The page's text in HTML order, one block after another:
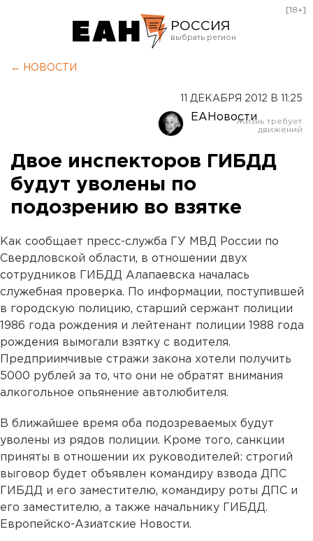
РОССИЯ
Оренбург
[18+]
← НОВОСТИ
11 ДЕКАБРЯ 2012 В 11:25
ЕАНовости
Двое инспекторов ГИБДД
будут уволены по
подозрению во взятке
Как сообщает пресс-служба ГУ МВД России по
Свердловской области, в отношении двух
сотрудников ГИБДД Алапаевска началась
служебная проверка. По информации, поступившей
в городскую полицию, старший сержант полиции
1986 года рождения и лейтенант полиции 1988 года
рождения вымогали взятку с водителя.
Предприимчивые стражи закона хотели получить
5000 рублей за то, что они не обратят внимания
алкогольное опьянение автолюбителя.
В ближайшее время оба подозреваемых будут
уволены из рядов полиции. Кроме того, санкции
приняты в отношении их руководителей: строгий
выговор будет объявлен командиру взвода ДПС
ГИБДД и его заместителю, командиру роты ДПС и
его заместителю, а также начальнику ГИБДД.
Европейско-Азиатские Новости.